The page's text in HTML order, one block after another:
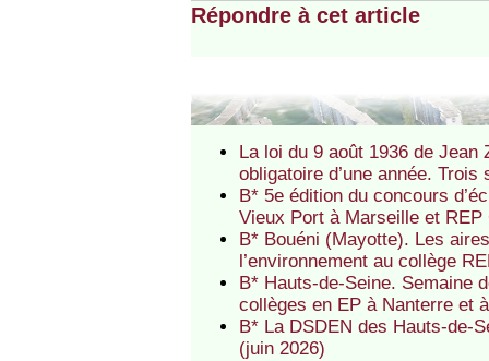
Répondre à cet article
La loi du 9 août 1936 de Jean
obligatoire d’une année.
B* 5e édition du concours
Vieux Port à Marseille et
B* Bouéni (Mayotte). Les
l’environnement au collège
B* Hauts-de-Seine. Semaine
collèges en EP à Nanterre et
B* La DSDEN des Hauts-de-
(juin 2026)